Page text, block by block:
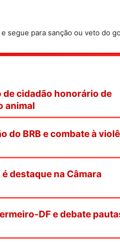
segue para sanção ou veto do
cidadão honorário de
animal
do BRB e combate à
destaque na Câmara
DF e debate